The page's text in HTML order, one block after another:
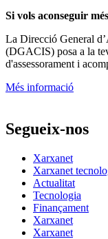
Si vols aconseguir
La Direcció General
(DGACIS) posa a la
d'assessorament i
Més informació
Segueix-nos
Xarxanet
Xarxanet
Actualitat
Tecnologia
Finançament
Xarxanet
Xarxanet